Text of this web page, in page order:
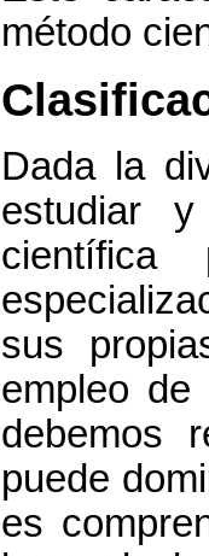
método
Dada la
estudiar
sus
empleo de
debemos
puede
es